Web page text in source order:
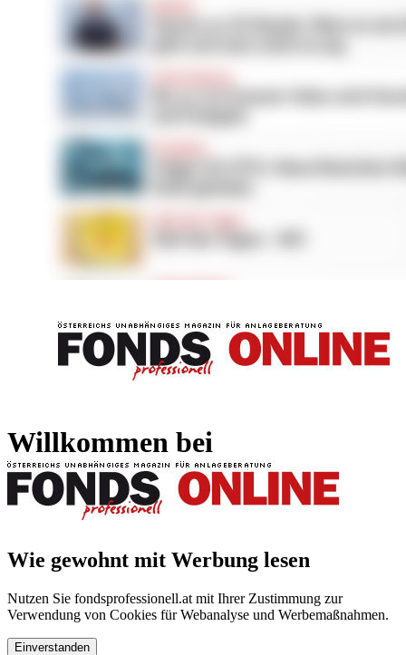
Willkommen bei
Wie gewohnt mit Werbung lesen
Nutzen Sie fondsprofessionell.at mit Ihrer Zustimmung zur
Verwendung von Cookies für Webanalyse und Werbemaßnahmen.
Einverstanden